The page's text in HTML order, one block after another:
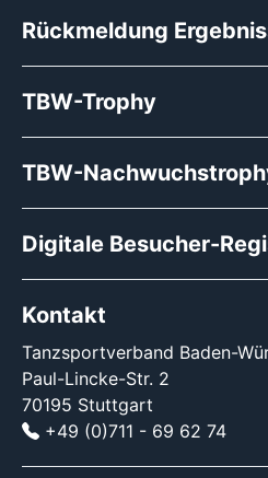
Rückmeldung
TBW-Trophy
TBW-
Digitale Besucher-
Kontakt
Tanzsportverband Baden-
Paul-Lincke-Str. 2
70195 Stuttgart
+49 (0)711 - 69 62 74